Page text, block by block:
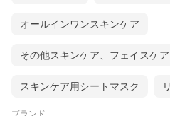
オールインワンスキンケア
その他スキンケア、フェイスケア
スキンケア用シートマスク